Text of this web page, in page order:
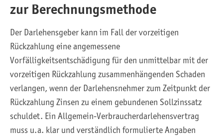
zur Berechnungsmethode
Der Darlehensgeber kann im Fall der vorzeitigen
Rückzahlung eine angemessene
Vorfälligkeitsentschädigung für den unmittelbar mit der
vorzeitigen Rückzahlung zusammenhängenden Schaden
verlangen, wenn der Darlehensnehmer zum Zeitpunkt der
Rückzahlung Zinsen zu einem gebundenen Sollzinssatz
schuldet. Ein Allgemein-Verbraucherdarlehensvertrag
muss u.a. klar und verständlich formulierte Angaben